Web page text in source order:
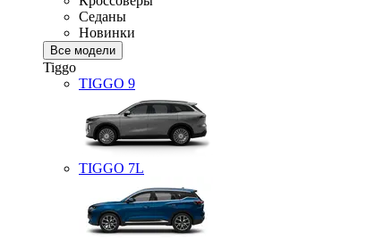
Седаны
Новинки
Все модели
Tiggo
TIGGO 9
TIGGO 7L